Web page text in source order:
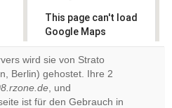
This page can't load
Google Maps
correctly.
Do you
own this
website?
wird sie von Strato
Berlin) gehostet. Ihre 2
, und
ist für den Gebrauch in